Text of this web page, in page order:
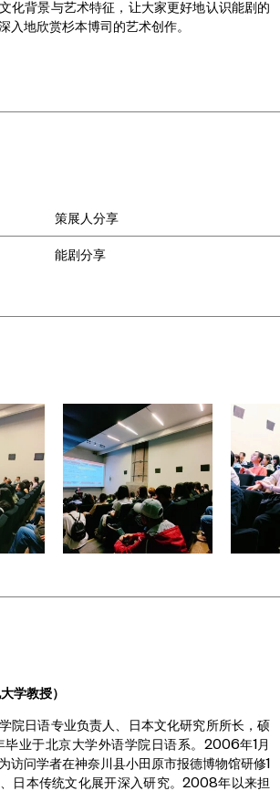
化背景与艺术特征，让大家更好地认识能剧的
入地欣赏杉本博司的艺术创作。
策展人分享
能剧分享
学教授）
院日语专业负责人、日本文化研究所所长，硕
毕业于北京大学外语学院日语系。2006年1月
访问学者在神奈川县小田原市报德博物馆研修1
日本传统文化展开深入研究。2008年以来担